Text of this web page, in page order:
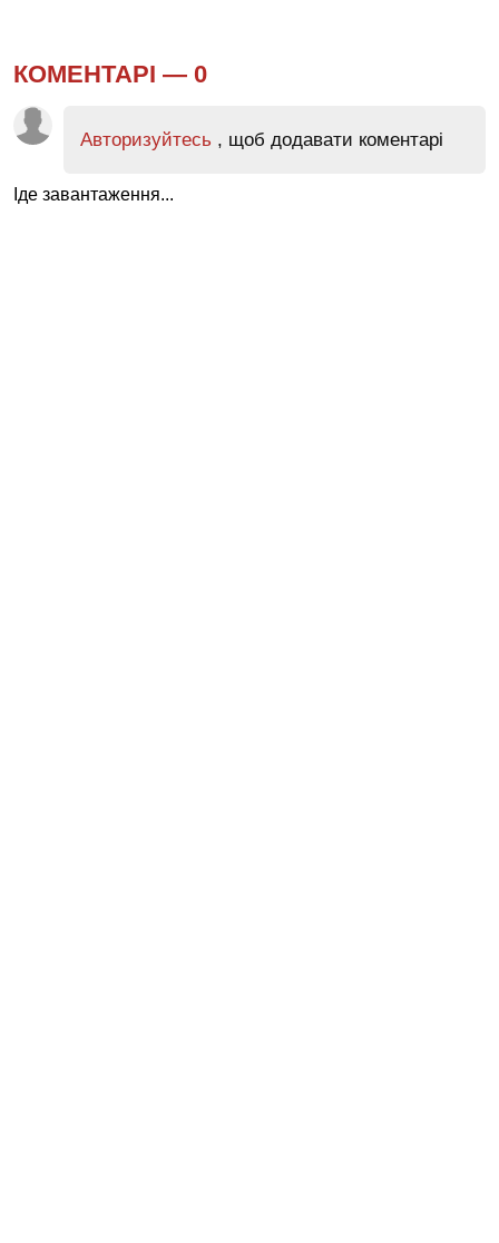
КОМЕНТАРІ — 0
Авторизуйтесь , щоб додавати коментарі
Іде завантаження...